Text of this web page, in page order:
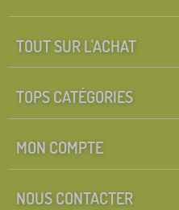
TOUT SUR L'ACHAT
TOPS CATÉGORIES
MON COMPTE
NOUS CONTACTER